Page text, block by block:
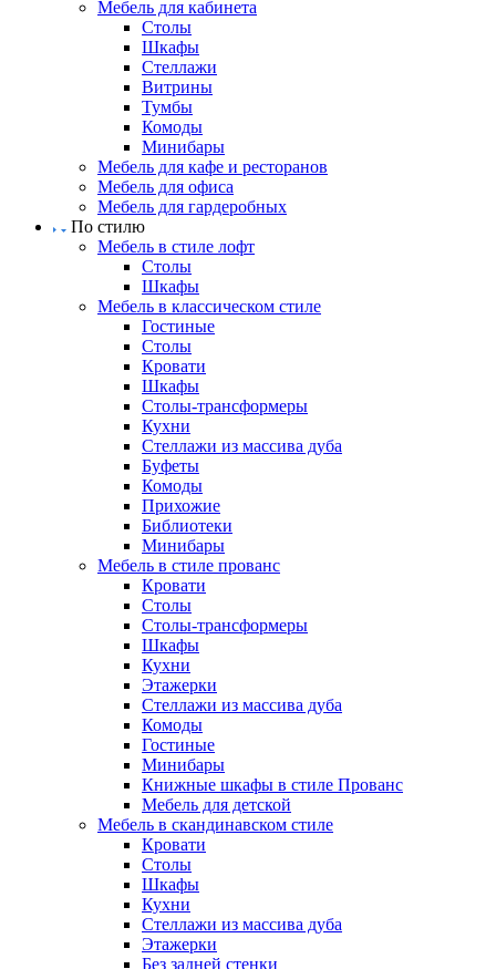
Мебель для кабинета
Столы
Шкафы
Стеллажи
Витрины
Тумбы
Комоды
Минибары
Мебель для кафе и ресторанов
Мебель для офиса
Мебель для гардеробных
По стилю
Мебель в стиле лофт
Столы
Шкафы
Мебель в классическом стиле
Гостиные
Столы
Кровати
Шкафы
Столы-трансформеры
Кухни
Стеллажи из массива дуба
Буфеты
Комоды
Прихожие
Библиотеки
Минибары
Мебель в стиле прованс
Кровати
Столы
Столы-трансформеры
Шкафы
Кухни
Этажерки
Стеллажи из массива дуба
Комоды
Гостиные
Минибары
Книжные шкафы в стиле Прованс
Мебель для детской
Мебель в скандинавском стиле
Кровати
Столы
Шкафы
Кухни
Стеллажи из массива дуба
Этажерки
Без задней стенки